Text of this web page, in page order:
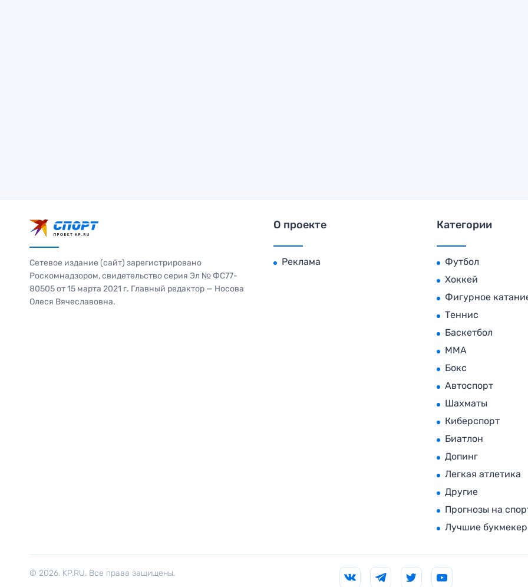
Сетевое издание (сайт) зарегистрировано
Роскомнадзором, свидетельство серия Эл № ФС77-
80505 от 15 марта 2021 г. Главный редактор — Носова
Олеся Вячеславовна.
О проекте
Реклама
Категории
Футбол
Хоккей
Фигурное
Теннис
Баскетбол
MMA
Бокс
Автоспорт
Шахматы
Киберспорт
Биатлон
Допинг
Легкая атлетика
Другие
Прогнозы на
Лучшие
© 2026. KP.RU. Все права защищены.